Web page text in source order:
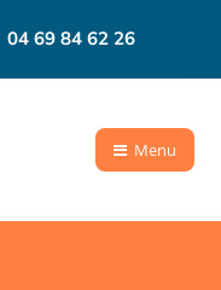
04 69 84 62 26
Menu